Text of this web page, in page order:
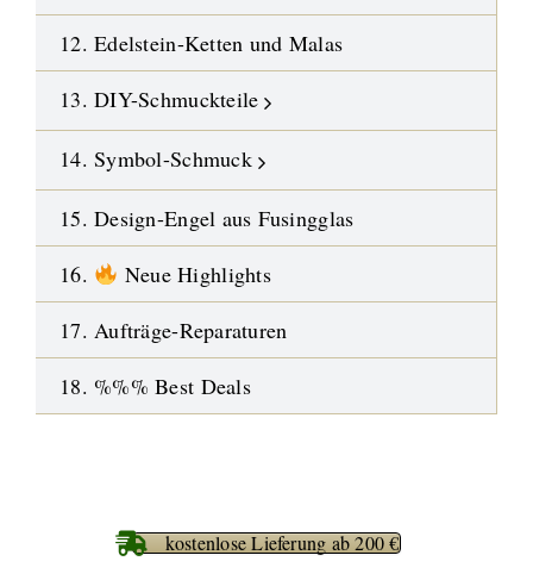
12. Edelstein-Ketten und Malas
13. DIY-Schmuckteile
14. Symbol-Schmuck
15. Design-Engel aus Fusingglas
16.
Neue Highlights
17. Aufträge-Reparaturen
18. %%% Best Deals
kostenlose Lieferung ab 200 €